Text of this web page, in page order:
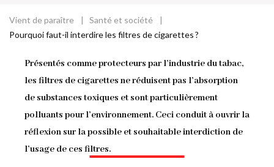
Fil
d'Ariane
Vient de paraître
Santé et société
Pourquoi faut-il interdire les filtres de cigarettes ?
Présentés comme protecteurs par l’industrie du tabac,
les filtres de cigarettes ne réduisent pas l’absorption
de substances toxiques et sont particulièrement
polluants pour l’environnement. Ceci conduit à ouvrir la
réflexion sur la possible et souhaitable interdiction de
l’usage de ces filtres.